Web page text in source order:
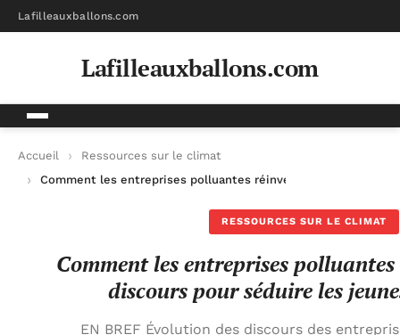
Lafilleauxballons.com
Lafilleauxballons.com
Accueil
Ressources sur le climat
Comment les entreprises polluantes réinventent leur
RESSOURCES SUR LE CLIMAT
Comment les entreprises
discours pour séduire les
EN BREF Évolution des discours des